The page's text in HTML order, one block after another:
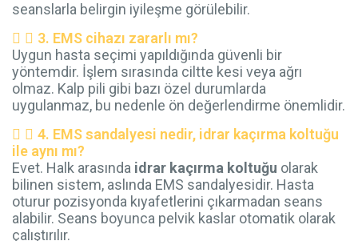
seanslarla belirgin iyileşme görülebilir.
3. EMS cihazı zararlı mı?
Uygun hasta seçimi yapıldığında güvenli bir
yöntemdir. İşlem sırasında ciltte kesi veya ağrı
olmaz. Kalp pili gibi bazı özel durumlarda
uygulanmaz, bu nedenle ön değerlendirme önemlidir.
4. EMS sandalyesi nedir, idrar kaçırma koltuğu
ile aynı mı?
Evet. Halk arasında idrar kaçırma koltuğu olarak
bilinen sistem, aslında EMS sandalyesidir. Hasta
oturur pozisyonda kıyafetlerini çıkarmadan seans
alabilir. Seans boyunca pelvik kaslar otomatik olarak
çalıştırılır.